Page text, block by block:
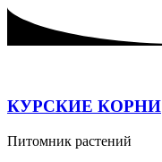
Перейти
содержимому
КУРСКИЕ КОРНИ
Питомник растений